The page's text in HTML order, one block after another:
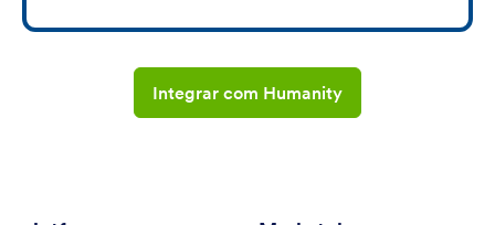
Integrar com Humanity